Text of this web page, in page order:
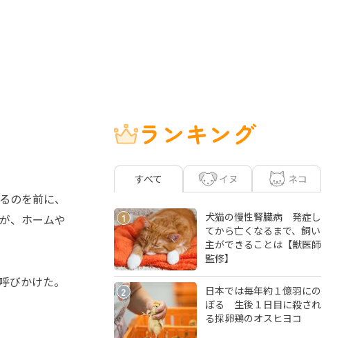
を前に、
、ホームや
かけた。
ランキング
すべて イヌ ネコ
1
犬猫の慢性腎臓病 発症し
てから亡くなるまで、飼い
主ができることは【獣医師
監修】
2
日本では毎年約１億羽にの
ぼる 生後１日目に殺され
る採卵鶏のオスヒヨコ